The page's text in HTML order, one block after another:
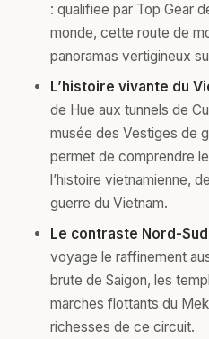
: qualifiee par Top Gear
monde, cette route de
panoramas vertigineux
L’histoire vivante du
de Hue aux tunnels de
musée des Vestiges de
permet de comprendre
l’histoire vietnamienne,
guerre du Vietnam.
Le contraste Nord-Sud
voyage le raffinement
brute de Saigon, les
marches flottants du
richesses de ce circuit.